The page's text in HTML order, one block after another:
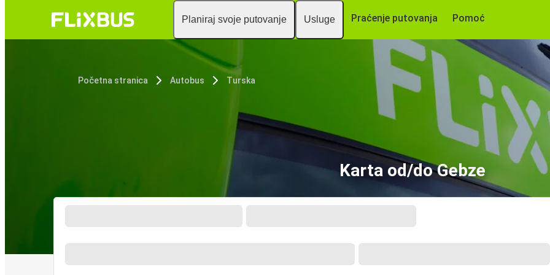
Planiraj svoje putovanje Usluge Praćenje putovanja Pomoć
Početna stranica Autobus Turska
Karta od/do Gebze